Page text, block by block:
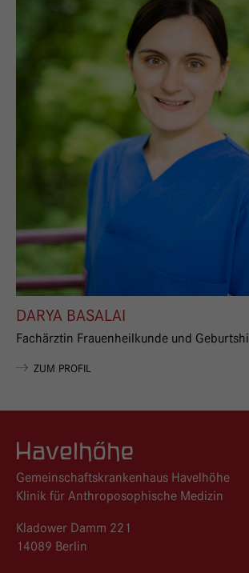
DARYA BASALAI
Fachärztin Frauenheilkunde und
ZUM PROFIL
Logo GKH Havelhöhe
Gemeinschaftskrankenhaus Havelhöhe
Klinik für Anthroposophische Medizin
Kladower Damm 221
14089 Berlin